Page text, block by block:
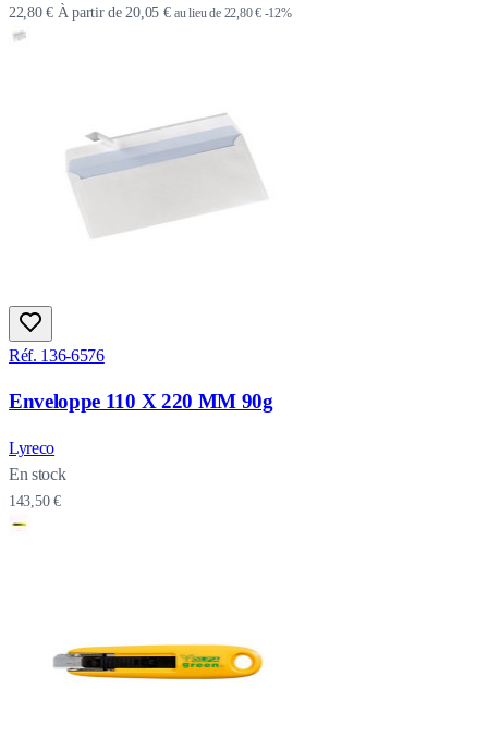
22,80 € À partir de 20,05 € au lieu de 22,80 € -12%
Réf. 136-6576
Enveloppe 110 X 220 MM 90g
Lyreco
En stock
143,50 €